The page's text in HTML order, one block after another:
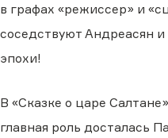
в графах «режиссер» и
соседствуют Андреасян
эпохи!
В «Сказке о царе
главная роль досталась